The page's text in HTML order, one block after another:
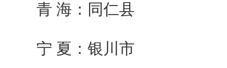
青 海：同仁县
宁 夏：银川市